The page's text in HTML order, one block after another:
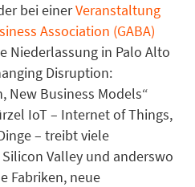
bei einerVeranstaltung
Association (GABA)
Niederlassung in Palo Alto
Disruption:
New Business Models“
IoT – Internet of Things,
– treibt viele
Valley und anderswo
Fabriken, neue